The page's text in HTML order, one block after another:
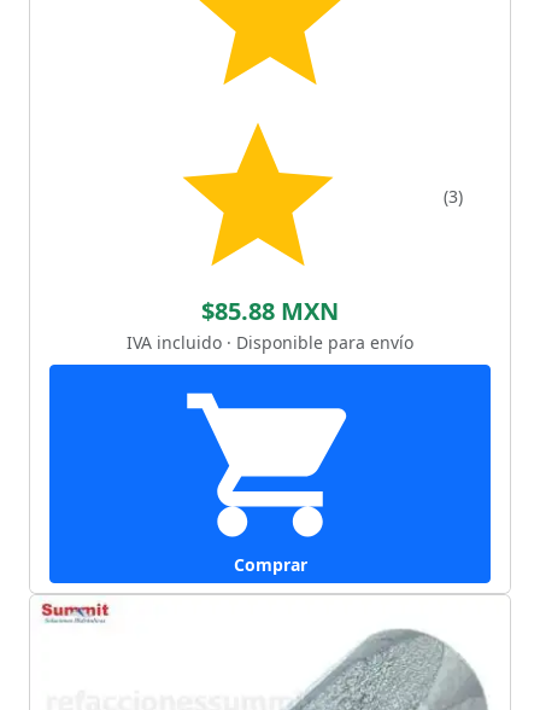
(3)
$85.88 MXN
IVA incluido · Disponible para envío
Comprar